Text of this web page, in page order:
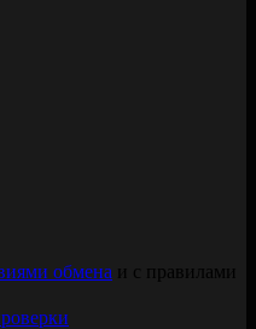
обмена и с правилами